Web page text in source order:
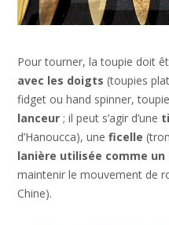
Pour tourner, la toupie doit
avec les doigts (toupies
fidget ou hand spinner,
lanceur ; il peut s’agir d’une
d’Hanoucca), une ficelle
lanière utilisée comme
maintenir le mouvement de
Chine).